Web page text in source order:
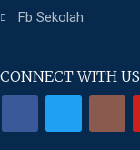
Fb Sekolah
CONNECT WITH US